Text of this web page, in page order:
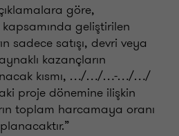
göre,
geliştirilen
sadece satışı, devri veya
kazançların
kısmı, …/…/…-…/…/
proje dönemine ilişkin
toplam harcamaya oranı